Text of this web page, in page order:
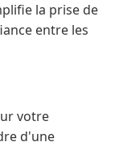
la prise de
entre les
votre
d'une